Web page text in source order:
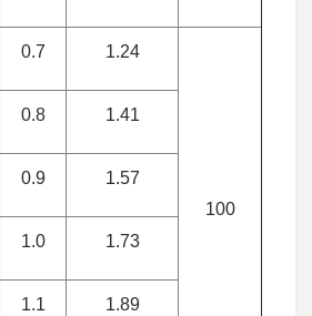
0.7 1.24
100
0.8 1.41
0.9 1.57
1.0 1.73
1.1 1.89